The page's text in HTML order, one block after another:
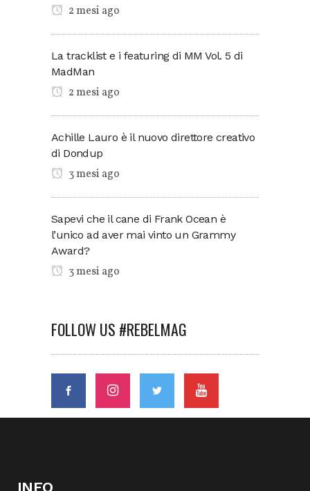
2 mesi ago
La tracklist e i featuring di MM Vol. 5 di
MadMan
2 mesi ago
Achille Lauro è il nuovo direttore creativo
di Dondup
3 mesi ago
Sapevi che il cane di Frank Ocean è
l’unico ad aver mai vinto un Grammy
Award?
3 mesi ago
FOLLOW US #REBELMAG
INFO